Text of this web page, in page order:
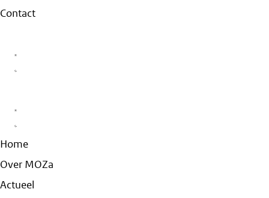
Contact
Home
Over MOZa
Actueel